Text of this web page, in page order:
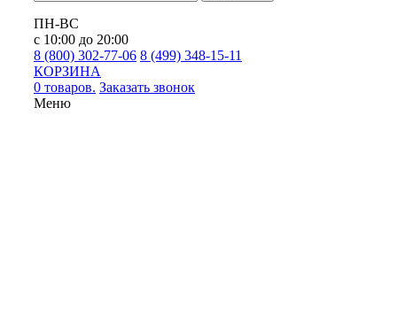
ПН-ВС
с 10:00 до 20:00
8 (800) 302-77-06 8 (499) 348-15-11
КОРЗИНА
0 товаров. Заказать звонок
Меню